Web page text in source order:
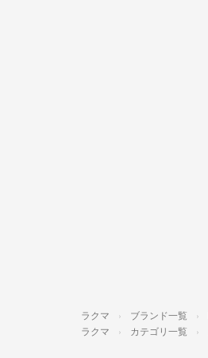
ラクマ ブランド一覧
ラクマ カテゴリ一覧